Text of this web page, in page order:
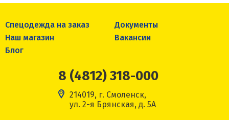
Спецодежда на заказ
Документы
Наш магазин
Вакансии
Блог
8 (4812) 318-000
214019, г. Смоленск,
ул. 2-я Брянская, д. 5А